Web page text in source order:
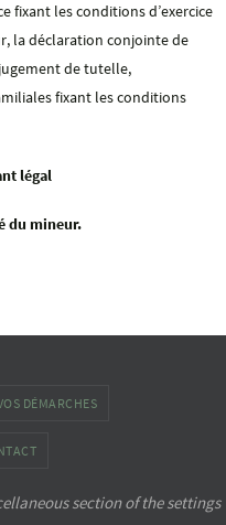
fixant les conditions d’exercice
la déclaration conjointe de
de tutelle,
fixant les conditions
légal
du mineur.
DÉMARCHES
section of the settings